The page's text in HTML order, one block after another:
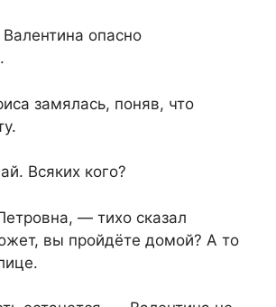
опасно
замялась, поняв, что
Всяких кого?
— тихо сказал
вы пройдёте домой? А то